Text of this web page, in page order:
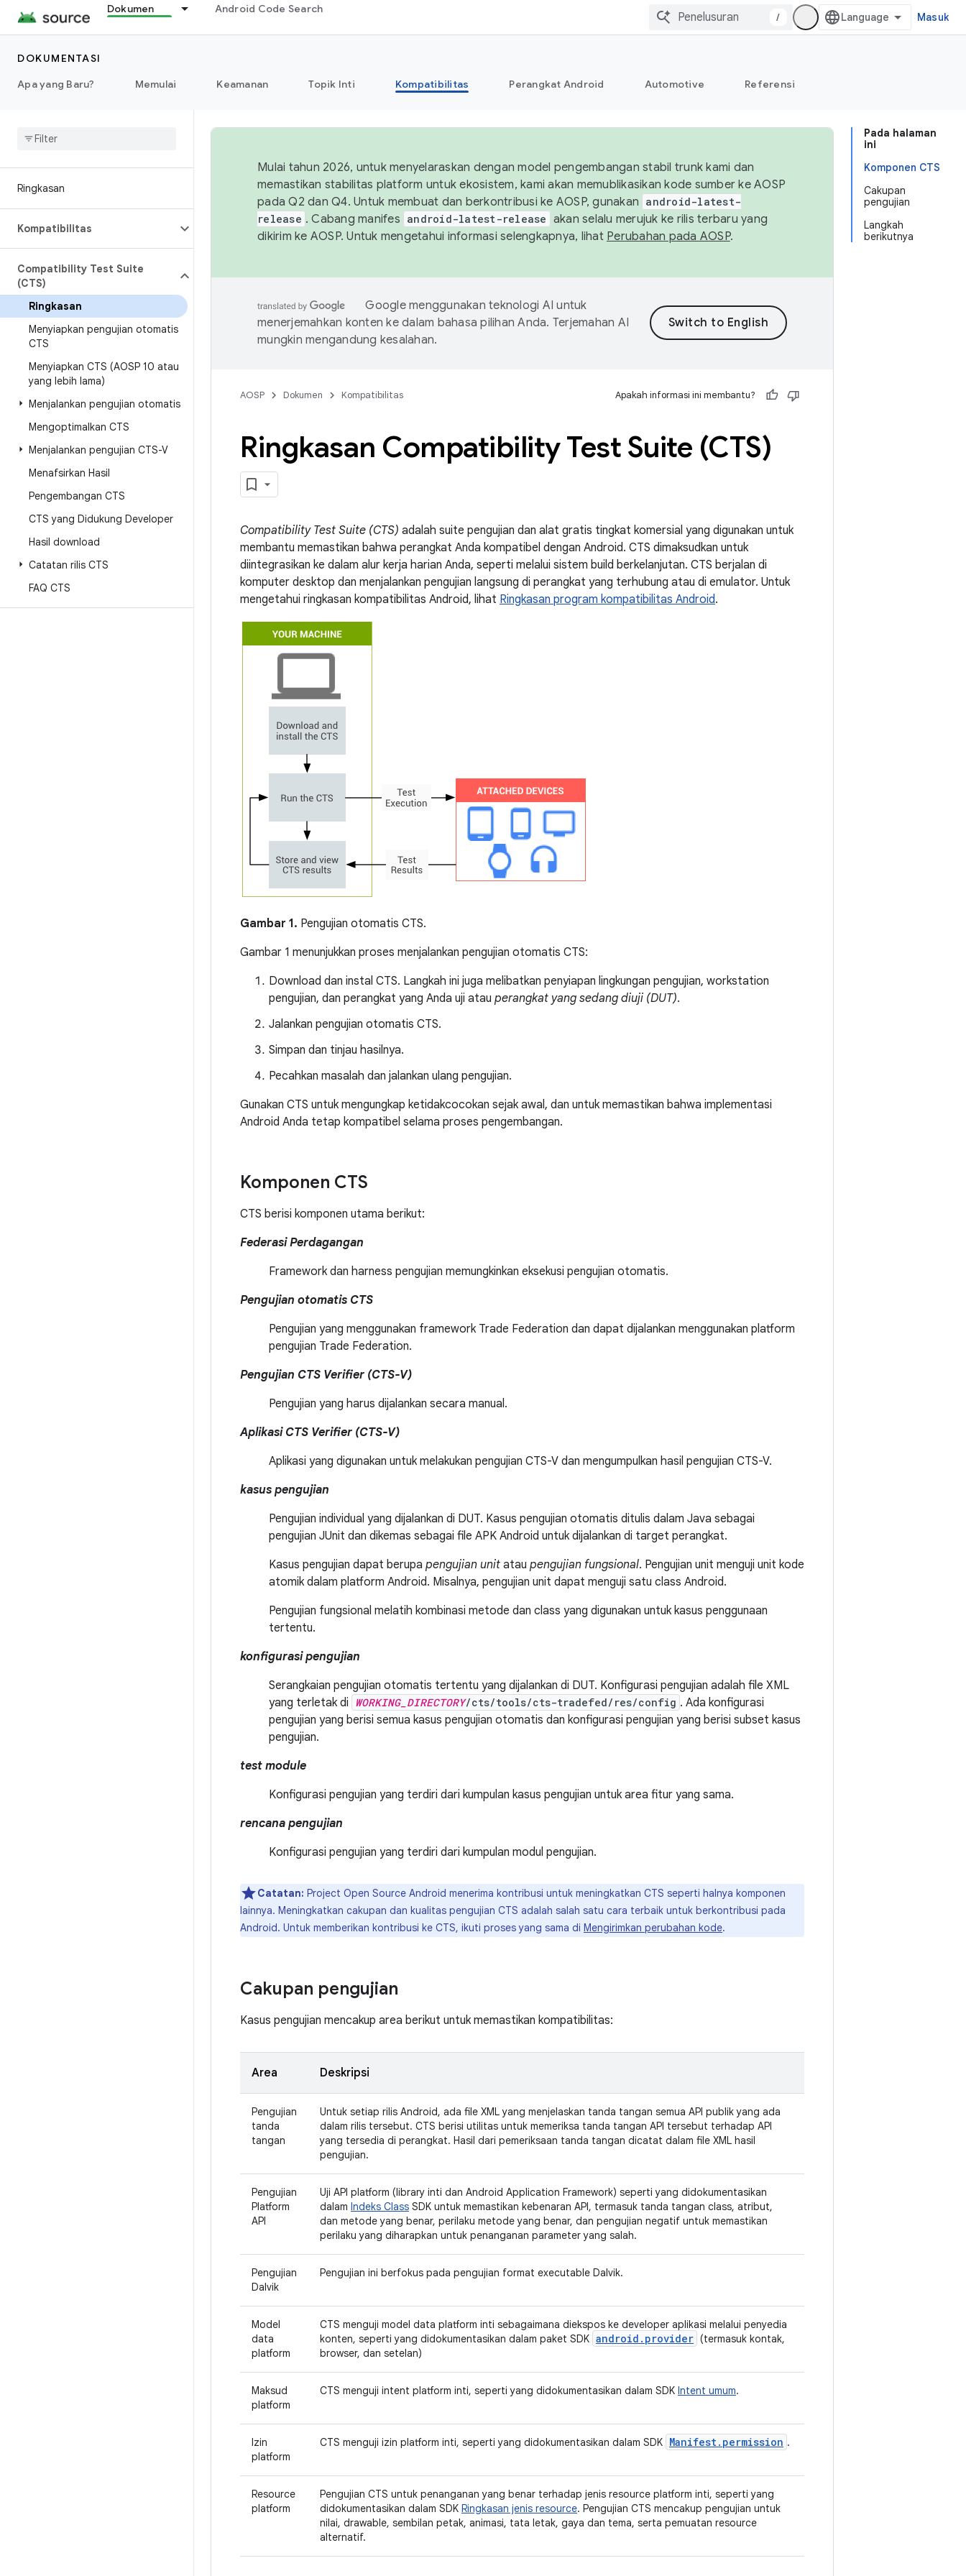
Dokumen Android Code Search
/ Masuk
DOKUMENTASI
Apa yang Baru?
Memulai Keamanan Topik Inti Kompatibilitas Perangkat Android Automotive Referensi
Ringkasan
Kompatibilitas
Compatibility Test Suite
(CTS)
Ringkasan
Menyiapkan pengujian otomatis
CTS
Menyiapkan CTS (AOSP 10 atau
yang lebih lama)
Menjalankan pengujian otomatis
Mengoptimalkan CTS
Menjalankan pengujian CTS-V
Menafsirkan Hasil
Pengembangan CTS
CTS yang Didukung Developer
Hasil download
Catatan rilis CTS
FAQ CTS
Pada halaman
ini
Komponen CTS
Cakupan
pengujian
Langkah
berikutnya
Mulai tahun 2026, untuk menyelaraskan dengan model pengembangan stabil trunk kami dan
memastikan stabilitas platform untuk ekosistem, kami akan memublikasikan kode sumber ke AOSP
pada Q2 dan Q4. Untuk membuat dan berkontribusi ke AOSP, gunakan android-latest-
release . Cabang manifes android-latest-release akan selalu merujuk ke rilis terbaru yang
dikirim ke AOSP. Untuk mengetahui informasi selengkapnya, lihat Perubahan pada AOSP.
Google menggunakan teknologi AI untuk
menerjemahkan konten ke dalam bahasa pilihan Anda. Terjemahan AI
mungkin mengandung kesalahan.
AOSP Dokumen Kompatibilitas Apakah informasi ini membantu?
Ringkasan Compatibility Test Suite (CTS)
Compatibility Test Suite (CTS) adalah suite pengujian dan alat gratis tingkat komersial yang digunakan untuk
membantu memastikan bahwa perangkat Anda kompatibel dengan Android. CTS dimaksudkan untuk
diintegrasikan ke dalam alur kerja harian Anda, seperti melalui sistem build berkelanjutan. CTS berjalan di
komputer desktop dan menjalankan pengujian langsung di perangkat yang terhubung atau di emulator. Untuk
mengetahui ringkasan kompatibilitas Android, lihat Ringkasan program kompatibilitas Android.
Gambar 1. Pengujian otomatis CTS.
Gambar 1 menunjukkan proses menjalankan pengujian otomatis CTS:
Download dan instal CTS. Langkah ini juga melibatkan penyiapan lingkungan pengujian, workstation
pengujian, dan perangkat yang Anda uji atau perangkat yang sedang diuji (DUT).
Jalankan pengujian otomatis CTS.
Simpan dan tinjau hasilnya.
Pecahkan masalah dan jalankan ulang pengujian.
Gunakan CTS untuk mengungkap ketidakcocokan sejak awal, dan untuk memastikan bahwa implementasi
Android Anda tetap kompatibel selama proses pengembangan.
Komponen CTS
CTS berisi komponen utama berikut:
Federasi Perdagangan
Framework dan harness pengujian memungkinkan eksekusi pengujian otomatis.
Pengujian otomatis CTS
Pengujian yang menggunakan framework Trade Federation dan dapat dijalankan menggunakan platform
pengujian Trade Federation.
Pengujian CTS Verifier (CTS-V)
Pengujian yang harus dijalankan secara manual.
Aplikasi CTS Verifier (CTS-V)
Aplikasi yang digunakan untuk melakukan pengujian CTS-V dan mengumpulkan hasil pengujian CTS-V.
kasus pengujian
Pengujian individual yang dijalankan di DUT. Kasus pengujian otomatis ditulis dalam Java sebagai
pengujian JUnit dan dikemas sebagai file APK Android untuk dijalankan di target perangkat.
Kasus pengujian dapat berupa pengujian unit atau pengujian fungsional. Pengujian unit menguji unit kode
atomik dalam platform Android. Misalnya, pengujian unit dapat menguji satu class Android.
Pengujian fungsional melatih kombinasi metode dan class yang digunakan untuk kasus penggunaan
tertentu.
konfigurasi pengujian
Serangkaian pengujian otomatis tertentu yang dijalankan di DUT. Konfigurasi pengujian adalah file XML
yang terletak di WORKING_DIRECTORY/cts/tools/cts-tradefed/res/config . Ada konfigurasi
pengujian yang berisi semua kasus pengujian otomatis dan konfigurasi pengujian yang berisi subset kasus
pengujian.
test module
Konfigurasi pengujian yang terdiri dari kumpulan kasus pengujian untuk area fitur yang sama.
rencana pengujian
Konfigurasi pengujian yang terdiri dari kumpulan modul pengujian.
Catatan: Project Open Source Android menerima kontribusi untuk meningkatkan CTS seperti halnya komponen
lainnya. Meningkatkan cakupan dan kualitas pengujian CTS adalah salah satu cara terbaik untuk berkontribusi pada
Android. Untuk memberikan kontribusi ke CTS, ikuti proses yang sama di Mengirimkan perubahan kode.
Cakupan pengujian
Kasus pengujian mencakup area berikut untuk memastikan kompatibilitas:
Area Deskripsi
Pengujian
tanda
tangan
Untuk setiap rilis Android, ada file XML yang menjelaskan tanda tangan semua API publik yang ada
dalam rilis tersebut. CTS berisi utilitas untuk memeriksa tanda tangan API tersebut terhadap API
yang tersedia di perangkat. Hasil dari pemeriksaan tanda tangan dicatat dalam file XML hasil
pengujian.
Pengujian
Platform
API
Uji API platform (library inti dan Android Application Framework) seperti yang didokumentasikan
dalam Indeks Class SDK untuk memastikan kebenaran API, termasuk tanda tangan class, atribut,
dan metode yang benar, perilaku metode yang benar, dan pengujian negatif untuk memastikan
perilaku yang diharapkan untuk penanganan parameter yang salah.
Pengujian
Dalvik
Pengujian ini berfokus pada pengujian format executable Dalvik.
Model
data
platform
CTS menguji model data platform inti sebagaimana diekspos ke developer aplikasi melalui penyedia
konten, seperti yang didokumentasikan dalam paket SDK android.provider (termasuk kontak,
browser, dan setelan)
Maksud
platform
CTS menguji intent platform inti, seperti yang didokumentasikan dalam SDK Intent umum.
Izin
platform
CTS menguji izin platform inti, seperti yang didokumentasikan dalam SDK Manifest.permission .
Resource
platform
Pengujian CTS untuk penanganan yang benar terhadap jenis resource platform inti, seperti yang
didokumentasikan dalam SDK Ringkasan jenis resource. Pengujian CTS mencakup pengujian untuk
nilai, drawable, sembilan petak, animasi, tata letak, gaya dan tema, serta pemuatan resource
alternatif.